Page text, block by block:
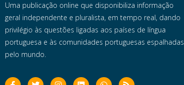
Uma publicação online que disponibiliza informação
geral independente e pluralista, em tempo real, dando
privilégio às questões ligadas aos países de língua
portuguesa e às comunidades portuguesas espalhadas
pelo mundo.